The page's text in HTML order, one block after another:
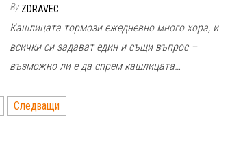
By ZDRAVEC
Кашлицата тормози ежедневно много хора, и
всички си задават един и същи въпрос –
възможно ли е да спрем кашлицата…
Следващи